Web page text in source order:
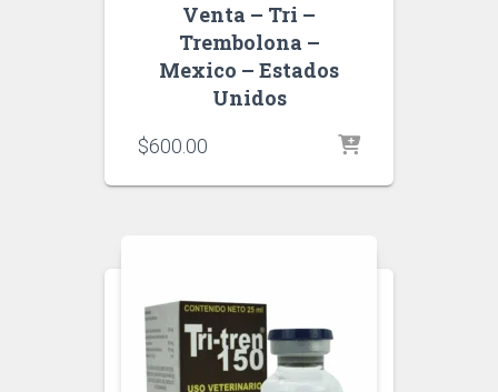
Venta – Tri –
Trembolona –
Mexico – Estados
Unidos
$600.00